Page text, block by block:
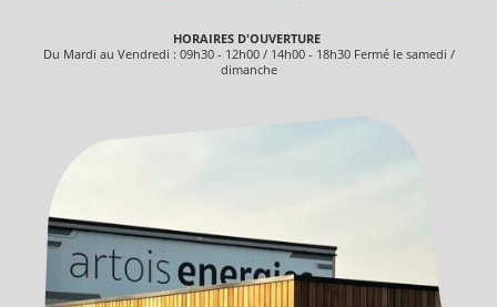
HORAIRES D'OUVERTURE
Du Mardi au Vendredi : 09h30 - 12h00 / 14h00 - 18h30 Fermé le samedi /
dimanche